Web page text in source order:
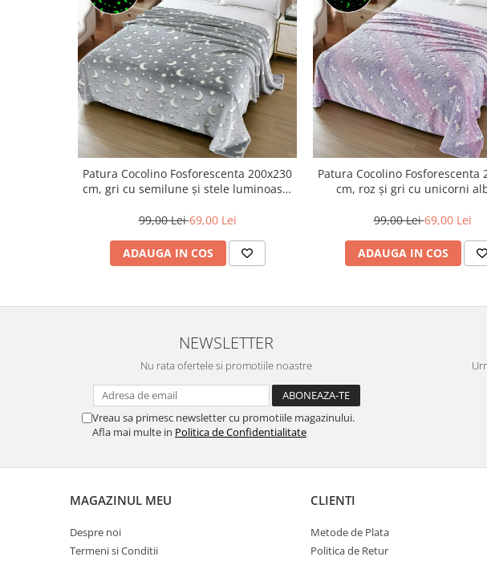
Patura Cocolino Fosforescenta 200x230
cm, gri cu semilune și stele luminoase-
99,00 Lei69,00 Lei
ADAUGA IN COS
Patura Cocolino Fosforescenta
cm, roz și gri cu unicorni
99,00 Lei69,00 Lei
ADAUGA IN COS
NEWSLETTER
Nu rata ofertele si promotiile noastre
Vreau sa primesc newsletter cu promotiile magazinului.
Afla mai multe in Politica de Confidentialitate
MAGAZINUL MEU
Despre noi
Termeni si Conditii
CLIENTI
Metode de Plata
Politica de Retur